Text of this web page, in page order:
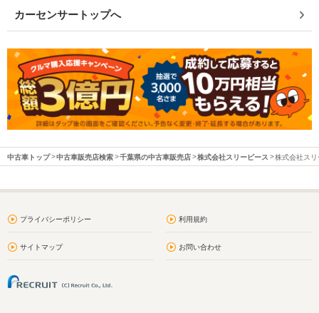
カーセンサートップへ
中古車トップ 中古車販売店検索 千葉県の中古車販売店 株式会社スリーピース 株式会社ス
プライバシーポリシー 利用規約
サイトマップ お問い合わせ